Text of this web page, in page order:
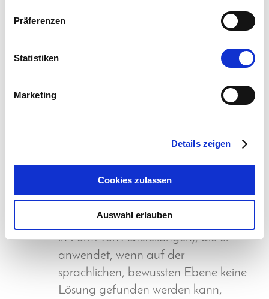
Präferenzen
Statistiken
Marketing
Details zeigen
Cookies zulassen
Auswahl erlauben
Die therapeutischen Gespräche bei
Wirksamkeit. Er verfügt neben tiefen
Oberfläche. Meine Sitzungen waren
geprägt von Vertrauen,
Wertschätzung, rücksichtsvoller
Annahme der zu besprechenden
Themen. Die Körperarbeit (z.B. auch
in Form von Aufstellungen), die er
anwendet, wenn auf der
sprachlichen, bewussten Ebene keine
Lösung gefunden werden kann,